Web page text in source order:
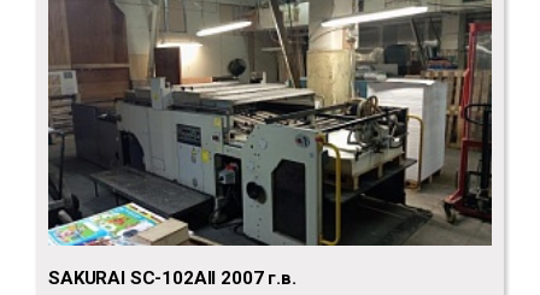
SAKURAI SC-102AII 2007 г.в.